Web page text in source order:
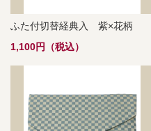
ふた付切替経典入 紫×花柄
1,100円（税込）